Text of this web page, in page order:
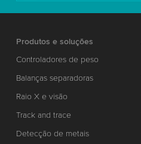
Produtos e soluções
Controladores de peso
Balanças separadoras
Raio X e visão
Track and trace
Detecção de metais